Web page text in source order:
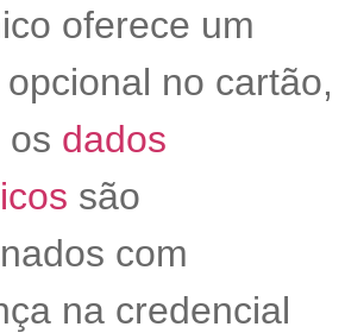
oferece um
no cartão,
os dados
são
com
na credencial